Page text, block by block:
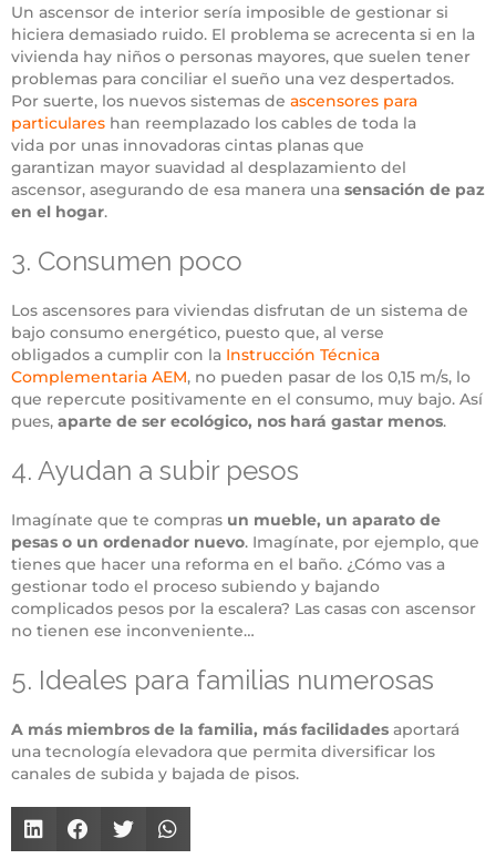
Un ascensor de interior sería imposible de gestionar si
hiciera demasiado ruido. El problema se acrecenta si en la
vivienda hay niños o personas mayores, que suelen tener
problemas para conciliar el sueño una vez despertados.
Por suerte, los nuevos sistemas de ascensores para
particulares han reemplazado los cables de toda la
vida por unas innovadoras cintas planas que
garantizan mayor suavidad al desplazamiento del
ascensor, asegurando de esa manera una sensación de paz
en el hogar.
3. Consumen poco
Los ascensores para viviendas disfrutan de un sistema de
bajo consumo energético, puesto que, al verse
obligados a cumplir con la Instrucción Técnica
Complementaria AEM, no pueden pasar de los 0,15 m/s, lo
que repercute positivamente en el consumo, muy bajo. Así
pues, aparte de ser ecológico, nos hará gastar menos.
4. Ayudan a subir pesos
Imagínate que te compras un mueble, un aparato de
pesas o un ordenador nuevo. Imagínate, por ejemplo, que
tienes que hacer una reforma en el baño. ¿Cómo vas a
gestionar todo el proceso subiendo y bajando
complicados pesos por la escalera? Las casas con ascensor
no tienen ese inconveniente…
5. Ideales para familias numerosas
A más miembros de la familia, más facilidades aportará
una tecnología elevadora que permita diversificar los
canales de subida y bajada de pisos.